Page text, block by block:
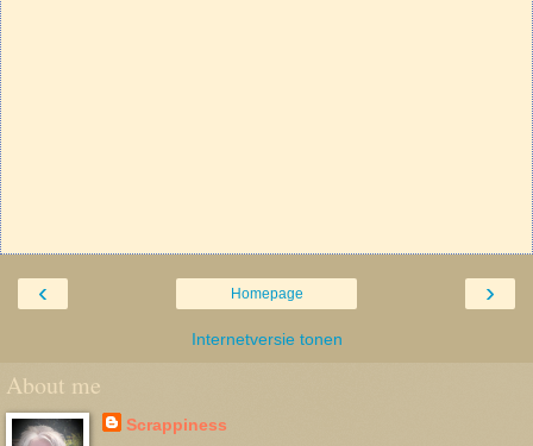
‹ ›
Homepage
Internetversie tonen
About me
Scrappiness